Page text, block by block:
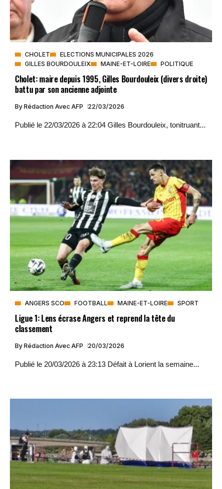
CHOLET
ELECTIONS MUNICIPALES 2026
GILLES BOURDOULEIX
MAINE-ET-LOIRE POLITIQUE
Cholet: maire depuis 1995, Gilles Bourdouleix (divers droite)
battu par son ancienne adjointe
By Rédaction Avec AFP 22/03/2026
Publié le 22/03/2026 à 22:04 Gilles Bourdouleix, tonitruant...
ANGERS SCO FOOTBALL MAINE-ET-LOIRE SPORT
Ligue 1: Lens écrase Angers et reprend la tête du
classement
By Rédaction Avec AFP 20/03/2026
Publié le 20/03/2026 à 23:13 Défait à Lorient la semaine...